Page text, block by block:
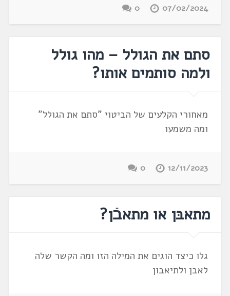
07/02/2024
0
סתם את הגולל – מהו גולל
ולמה סותמים אותו?
מאחורי הקלעים של הביטוי "סתם את הגולל"
ומה משמעו
12/11/2023
0
מתאבּן או מתאבֿן?
גלו כיצד הוגים את המילה הזו ומה הקשר שלה
לאבן ולתיאבון